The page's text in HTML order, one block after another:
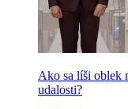
Ako sa líši oblek
udalosti?